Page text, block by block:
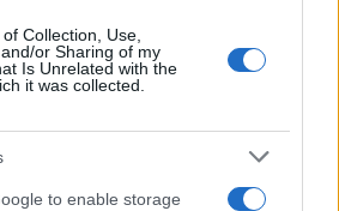
Collection, Use,
or Sharing of my
Is Unrelated with the
it was collected.
to enable storage
φορά το Αρχαίο Θέατρο Επιδαύρου